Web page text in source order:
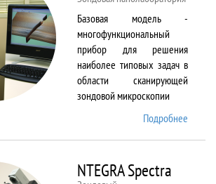
Базовая модель -
многофункциональный
прибор для решения
наиболее типовых задач в
области сканирующей
зондовой микроскопии
Подробнее
NTEGRA Spectra